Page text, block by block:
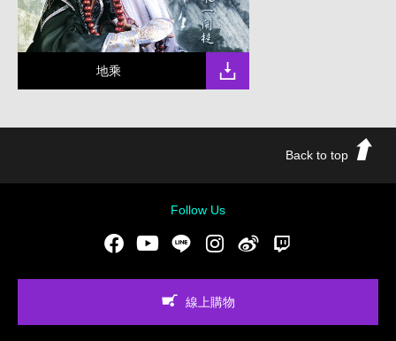
地乘
Back to top
Follow Us
FacebookYoutubeLINE Instgram新浪微博
線上購物